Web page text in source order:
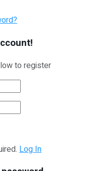
to register
Log In